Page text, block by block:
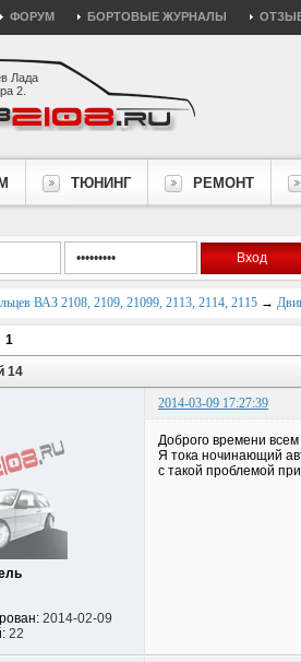
ФОРУМ БОРТОВЫЕ ЖУРНАЛЫ
Лада
2.
ТЮНИНГ РЕМОНТ
ВАЗ 2108, 2109, 21099, 2113, 2114, 2115 →
1
14
2014-03-09 17:27:39
2014-02-09
22
Доброго времени
Я тока ночинающий
с такой проблемой